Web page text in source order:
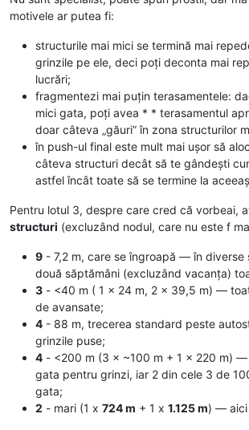
motivele ar putea fi:
structurile mai mici se termină mai
grinzile pe ele, deci poți deconta mai
lucrări;
fragmentezi mai puțin terasamentele:
mici gata, poți avea * * terasamentul
doar câteva „găuri” în zona structurilor
în push-ul final este mult mai ușor să
câteva structuri decât să te gândești
astfel încât toate să se termine la
Pentru lotul 3, despre care cred că vorbeai,
structuri (excluzând nodul, care nu este f
9 - 7,2 m, care se îngroapă — în diverse
două săptămâni (excluzând vacanța)
3 - <40 m ( 1 x 24 m, 2 × 39,5 m) —
de avansate;
4 - 88 m, trecerea standard peste
grinzile puse;
4 - <200 m (3 × ~100 m + 1 × 220 m)
gata pentru grinzi, iar 2 din cele 3 de
gata;
2 - mari (1 x 724 m + 1 x 1.125 m) — aici